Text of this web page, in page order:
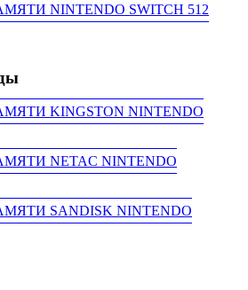
NINTENDO SWITCH 512
KINGSTON NINTENDO
NETAC NINTENDO
SANDISK NINTENDO